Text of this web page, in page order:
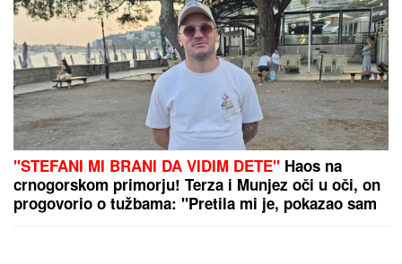
"STEFANI MI BRANI DA VIDIM DETE" Haos na
crnogorskom primorju! Terza i Munjez oči u oči, on
progovorio o tužbama: "Pretila mi je, pokazao sam